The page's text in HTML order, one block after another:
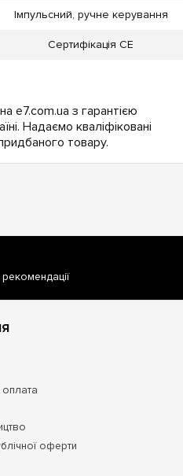
Імпульсний, ручне керування
Сертифікація CE
e7.com.ua з гарантією
Надаємо кваліфіковані
товару.
оплата
оферти